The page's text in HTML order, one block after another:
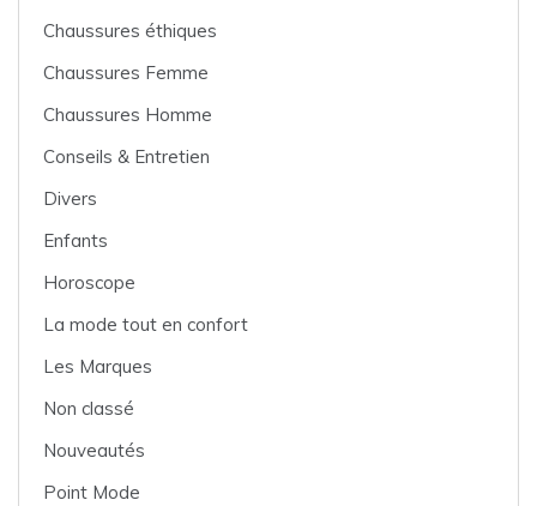
Chaussures éthiques
Chaussures Femme
Chaussures Homme
Conseils & Entretien
Divers
Enfants
Horoscope
La mode tout en confort
Les Marques
Non classé
Nouveautés
Point Mode